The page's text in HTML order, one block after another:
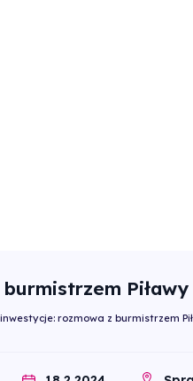
rozmowa z burmistrzem